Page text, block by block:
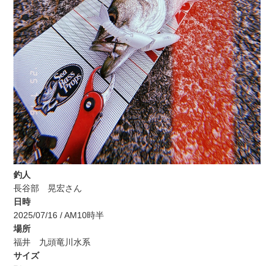
釣人
長谷部 晃宏さん
日時
2025/07/16 / AM10時半
場所
福井 九頭竜川水系
サイズ